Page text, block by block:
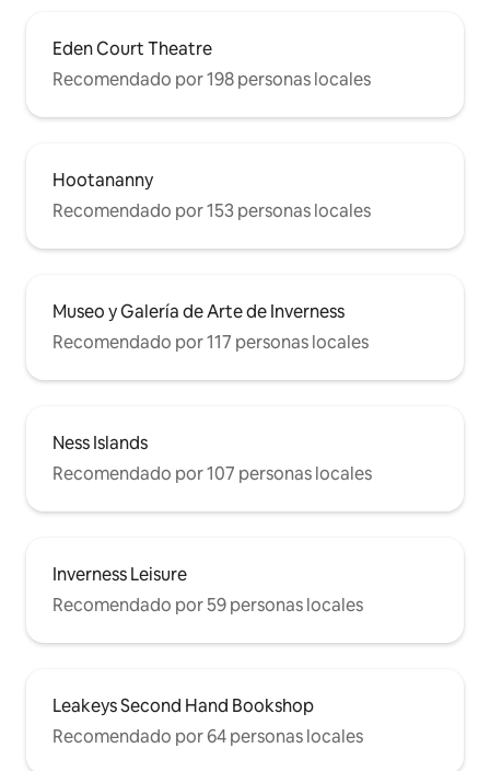
Eden Court Theatre
Recomendado por 198 personas locales
Hootananny
Recomendado por 153 personas locales
Museo y Galería de Arte de Inverness
Recomendado por 117 personas locales
Ness Islands
Recomendado por 107 personas locales
Inverness Leisure
Recomendado por 59 personas locales
Leakeys Second Hand Bookshop
Recomendado por 64 personas locales